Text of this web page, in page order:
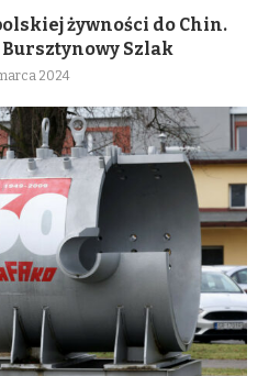
żywności do Chin.
Szlak
2024